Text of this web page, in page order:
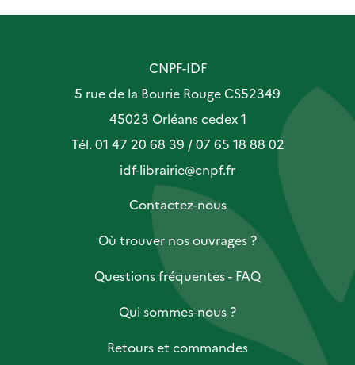
CNPF-IDF
5 rue de la Bourie Rouge CS52349
45023 Orléans cedex 1
Tél. 01 47 20 68 39 / 07 65 18 88 02
idf-librairie@cnpf.fr
Contactez-nous
Où trouver nos ouvrages ?
Questions fréquentes - FAQ
Qui sommes-nous ?
Retours et commandes